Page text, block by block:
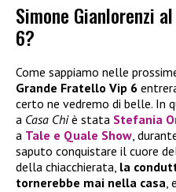
Simone Gianlorenzi
6?
Come sappiamo nelle
Grande Fratello Vip 6
certo ne vedremo di belle. In
a Casa Chiè stata Stefania
a Tale e Quale Show,
saputo conquistare il cuore
della chiacchierata, la
tornerebbe mai nella casa,